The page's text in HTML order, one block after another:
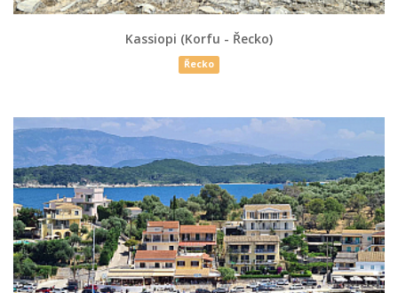
Kassiopi (Korfu - Řecko)
Řecko